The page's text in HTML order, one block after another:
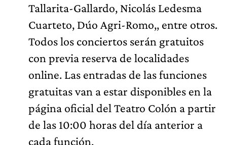
Tallarita-Gallardo, Nicolás Ledesma
Cuarteto, Dúo Agri-Romo,, entre otros.
Todos los conciertos serán gratuitos
con previa reserva de localidades
online. Las entradas de las funciones
gratuitas van a estar disponibles en la
página oficial del Teatro Colón a partir
de las 10:00 horas del día anterior a
cada función.